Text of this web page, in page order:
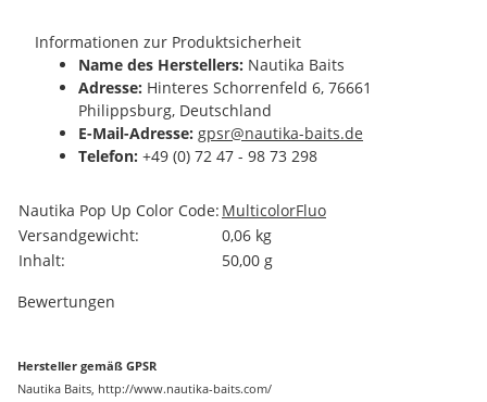
Informationen zur Produktsicherheit
Name des Herstellers: Nautika Baits
Adresse: Hinteres Schorrenfeld 6, 76661
Philippsburg, Deutschland
E-Mail-Adresse: gpsr@nautika-baits.de
Telefon: +49 (0) 72 47 - 98 73 298
Produkteigenschaft
Wert
Nautika Pop Up Color Code: MulticolorFluo
Versandgewicht:
0,06 kg
Inhalt:
50,00 g
Bewertungen
Hersteller gemäß GPSR
Nautika Baits, http://www.nautika-baits.com/